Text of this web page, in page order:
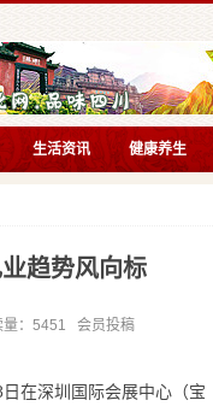
生活资讯 健康养生
趋势风向标
：5451 会员投稿
在深圳国际会展中心（宝